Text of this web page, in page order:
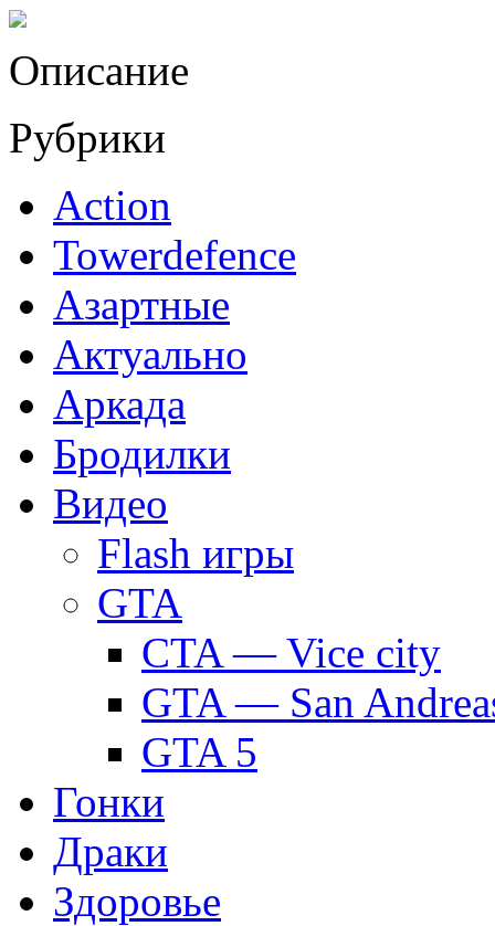
Описание
Рубрики
Action
Towerdefence
Азартные
Актуально
Аркада
Бродилки
Видео
Flash игры
GTA
CTA — Vice city
GTA — San
GTA 5
Гонки
Драки
Здоровье